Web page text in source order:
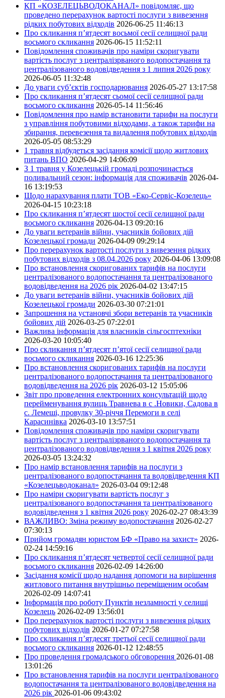
КП «КОЗЕЛЕЦЬВОДОКАНАЛ» повідомляє, що
проведено перерахунок вартості послуги з вивезення
рідких побутових відходів 2026-06-25 11:46:13
Про скликання п’ятдесят восьмої сесії селищної ради
восьмого скликання 2026-06-15 11:52:11
Повідомлення споживачів про наміри скоригувати
вартість послуг з централізрваного водопостачання та
централізованого водовідведення з 1 липня 2026 року
2026-06-05 11:32:48
До уваги суб’єктів господарювання 2026-05-27 13:17:58
Про скликання п’ятдесят сьомої сесії селищної ради
восьмого скликання 2026-05-14 11:56:46
Повідомлення про намір встановити тарифи на послуги
з управління побутовими відходами, а також тарифи на
збирання, перевезення та видалення побутових відходів
2026-05-05 08:53:29
1 травня відбудеться засідання комісії щодо житлових
питань ВПО 2026-04-29 14:06:09
З 1 травня у Козелецькій громаді розпочинається
поливальний сезон: інформація для споживачів 2026-04-
16 13:19:53
Щодо нарахування плати ТОВ «Еко-Сервіс-Козелець»
2026-04-15 10:23:18
Про скликання п’ятдесят шостої сесії селищної ради
восьмого скликання 2026-04-13 09:20:16
До уваги ветеранів війни, учасників бойових дій
Козелецької громади 2026-04-09 09:29:14
Про перерахунок вартості послуги з вивезення рідких
побутових відходів з 08.04.2026 року 2026-04-06 13:09:08
Про встановлення скоригованих тарифів на послуги
централізованого водопостачання та централізованого
водовідведення на 2026 рік 2026-04-02 13:47:15
До уваги ветеранів війни, учасників бойових дій
Козелецької громади 2026-03-30 07:21:01
Запрошення на установчі збори ветеранів та учасників
бойових дій 2026-03-25 07:22:01
Важлива інформація для власників сільгосптехніки
2026-03-20 10:05:40
Про скликання п’ятдесят п’ятої сесії селищної ради
восьмого скликання 2026-03-16 12:25:36
Про встановлення скоригованих тарифів на послуги
централізованого водопостачання та централізованого
водовідведення на 2026 рік 2026-03-12 15:05:06
Звіт про проведення електронних консультацій щодо
перейменування вулиць Травнева в с .Новики, Садова в
с. Лемеші, провулку 30-річчя Перемоги в селі
Карасинівка 2026-03-10 13:57:51
Повідомлення споживачів про наміри скоригувати
вартість послуг з централізрваного водопостачання та
централізованого водовідведення з 1 квітня 2026 року
2026-03-05 13:24:32
Про намір встановлення тарифів на послуги з
централізованого водопостачання та водовідведення КП
«Козелецьводоканал» 2026-03-04 09:12:48
Про наміри скоригувати вартість послуг з
централізованого водопостачання та централізованого
водовідведення з 1 квітня 2026 року 2026-02-27 08:43:39
ВАЖЛИВО: Зміна режиму водопостачання 2026-02-27
07:30:13
Прийом громадян юристом БФ «Право на захист» 2026-
02-24 14:59:16
Про скликання п’ятдесят четвертої сесії селищної ради
восьмого скликання 2026-02-09 14:26:00
Засідання комісії щодо надання допомоги на вирішення
житлового питання внутрішньо переміщеним особам
2026-02-09 14:07:41
Інформація про роботу Пунктів незламності у селищі
Козелець 2026-02-09 13:56:01
Про перерахунок вартості послуги з вивезення рідких
побутових відходів 2026-01-27 07:27:58
Про скликання п’ятдесят третьої сесії селищної ради
восьмого скликання 2026-01-12 12:48:55
Про проведення громадського обговорення 2026-01-08
13:01:26
Про встановлення тарифів на послуги централізованого
водопостачання та централізованого водовідведення на
2026 рік 2026-01-06 09:43:02